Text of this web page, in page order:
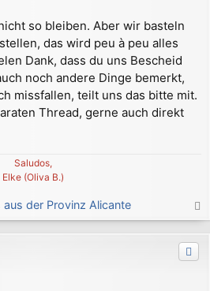
so bleiben. Aber wir basteln
das wird peu à peu alles
Dank, dass du uns Bescheid
noch andere Dinge bemerkt,
missfallen, teilt uns das bitte mit.
Thread, gerne auch direkt
Saludos,
Elke (Oliva B.)
der Provinz Alicante
a
c